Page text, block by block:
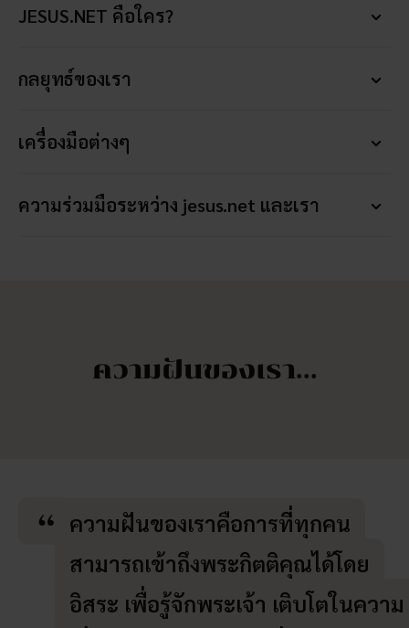
JESUS.NET คือใคร?
กลยุทธ์ของเรา
เครื่องมือต่างๆ
ความร่วมมือระหว่าง jesus.net และเรา
JESUS.NET คือใคร?
กลยุทธ์ของเรา
เครื่องมือต่างๆ
ความร่วมมือระหว่าง jesus.net และเรา
ความฝันของเรา...
ความฝันของเราคือการที่ทุกคน
สามารถเข้าถึงพระกิตติคุณได้โดย
อิสระ เพื่อรู้จักพระเจ้า เติบโตในความ